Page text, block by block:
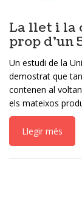
La llet i la
prop d’un
Un estudi de la
demostrat que
contenen al
els mateixos
Llegir més